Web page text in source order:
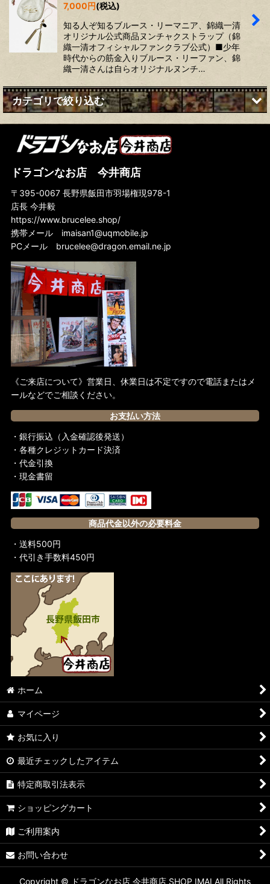
7,000 円(税込)
知る人ぞ知るブルース・リーマニア、錦織一清
オリジナル公式商品ヌンチャクストラップ（錦
織一清オフィシャルファンクラブ公式）■少年
時代からの筋金入りブルース・リーファン、錦
織一清さんは自らオリジナルヌンチ…
カテゴリで絞り込む
ブルース・リーファッション (全商品)
ジャケット
サングラス
ドラゴンなお店 今井商店
〒395-0067 長野県飯田市羽場権現978-1
店長 今井毅
https://www.brucelee.shop/
携帯メール imaisan1@uqmobile.jp
PCメール brucelee@dragon.email.ne.jp
《ご来店について》営業日、休業日は不定ですので電話またはメ
ールなどでご相談ください。
お支払い方法
・銀行振込（入金確認後発送）
・各種クレジットカード決済
・代金引換
・現金書留
商品代金以外の必要料金
・送料500円
・代引き手数料450円
ホーム
マイページ
お気に入り
最近チェックしたアイテム
特定商取引法表示
ショッピングカート
ご利用案内
お問い合わせ
Copyright © ドラゴンなお店 今井商店 SHOP IMAI All Rights